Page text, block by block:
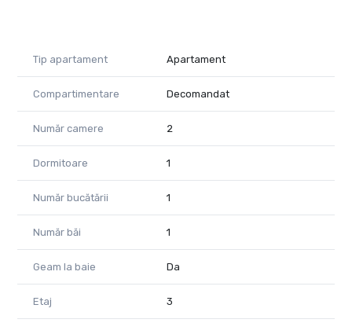
Tip apartament Apartament
Compartimentare Decomandat
Număr camere 2
Dormitoare 1
Număr bucătării 1
Număr băi 1
Geam la baie Da
Etaj 3